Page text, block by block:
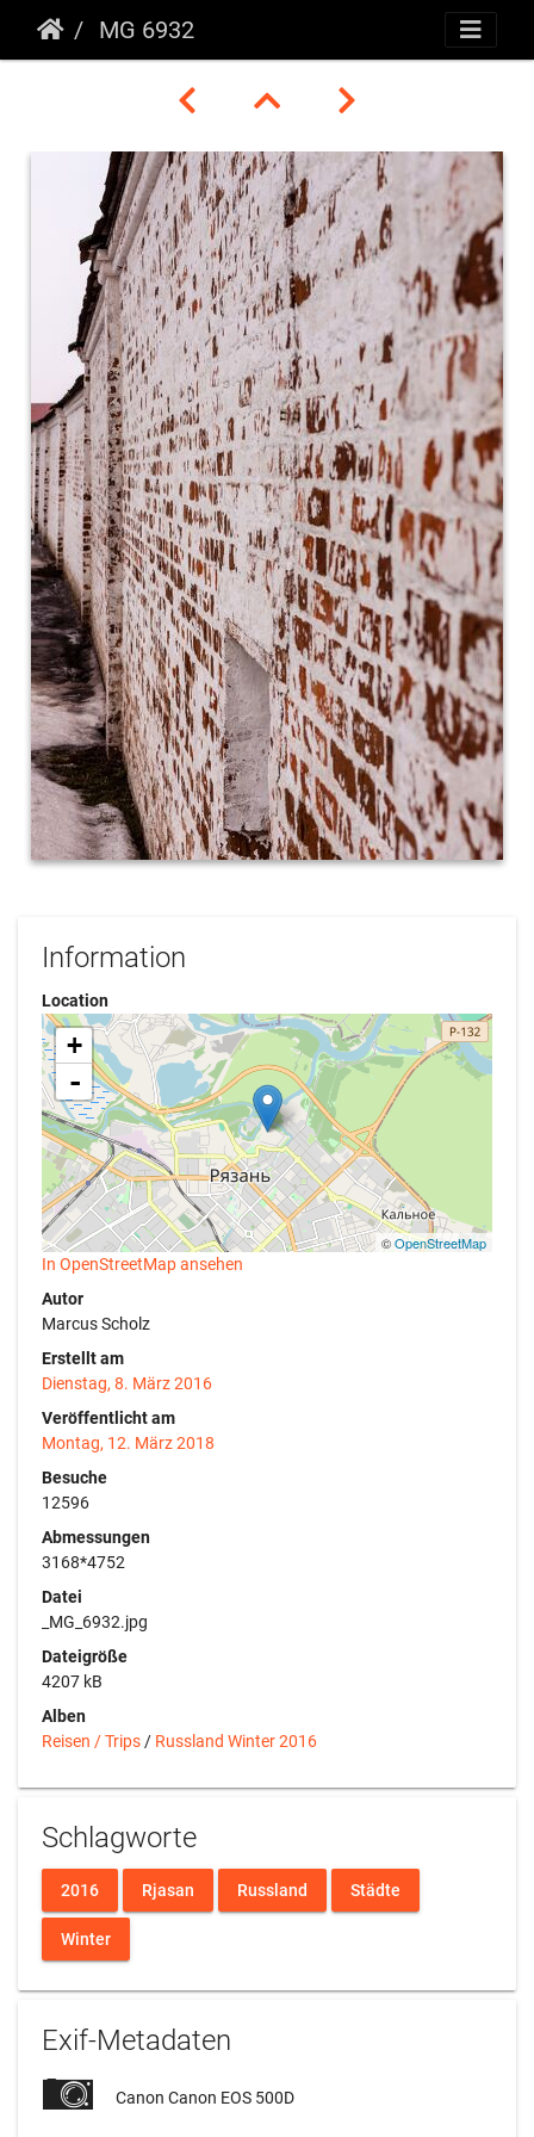
MG 6932
Information
Location
+
-
©OpenStreetMap
In OpenStreetMap ansehen
Autor
Marcus Scholz
Erstellt am
Dienstag, 8. März 2016
Veröffentlicht am
Montag, 12. März 2018
Besuche
12596
Abmessungen
3168*4752
Datei
_MG_6932.jpg
Dateigröße
4207 kB
Alben
Reisen / Trips / Russland Winter 2016
Schlagworte
2016 Rjasan Russland Städte
Winter
Exif-Metadaten
Canon Canon EOS 500D